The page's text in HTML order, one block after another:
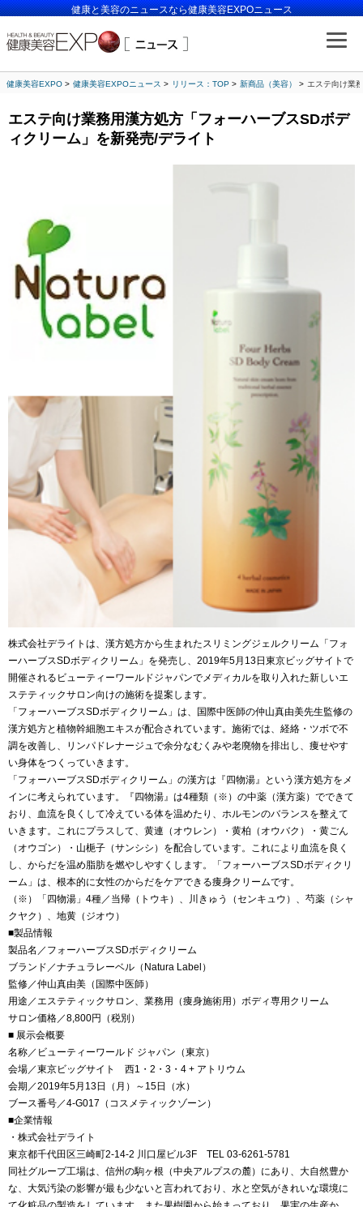
健康と美容のニュースなら健康美容EXPOニュース
健康美容EXPO 健康美容EXPOニュース リリース：TOP 新商品（美容） エステ向け業
エステ向け業務用漢方処方「フォーハーブスSDボデ
ィクリーム」を新発売/デライト
株式会社デライトは、漢方処方から生まれたスリミングジェルクリーム「フォ
ーハーブスSDボディクリーム」を発売し、2019年5月13日東京ビッグサイトで
開催されるビューティーワールドジャパンでメディカルを取り入れた新しいエ
ステティックサロン向けの施術を提案します。
「フォーハーブスSDボディクリーム」は、国際中医師の仲山真由美先生監修の
漢方処方と植物幹細胞エキスが配合されています。施術では、経絡・ツボで不
調を改善し、リンパドレナージュで余分なむくみや老廃物を排出し、痩せやす
い身体をつくっていきます。
「フォーハーブスSDボディクリーム」の漢方は『四物湯』という漢方処方をメ
インに考えられています。『四物湯』は4種類（※）の中薬（漢方薬）でできて
おり、血流を良くして冷えている体を温めたり、ホルモンのバランスを整えて
いきます。これにプラスして、黄連（オウレン）・黄柏（オウバク）・黄ごん
（オウゴン）・山梔子（サンシシ）を配合しています。これにより血流を良く
し、からだを温め脂肪を燃やしやすくします。「フォーハーブスSDボディクリ
ーム」は、根本的に女性のからだをケアできる痩身クリームです。
（※）「四物湯」4種／当帰（トウキ）、川きゅう（センキュウ）、芍薬（シャ
クヤク）、地黄（ジオウ）
■製品情報
製品名／フォーハーブスSDボディクリーム
ブランド／ナチュラレーベル（Natura Label）
監修／仲山真由美（国際中医師）
用途／エステティックサロン、業務用（痩身施術用）ボディ専用クリーム
サロン価格／8,800円（税別）
■ 展示会概要
名称／ビューティーワールド ジャパン（東京）
会場／東京ビッグサイト 西1・2・3・4 + アトリウム
会期／2019年5月13日（月）～15日（水）
ブース番号／4-G017（コスメティックゾーン）
■企業情報
・株式会社デライト
東京都千代田区三崎町2-14-2 川口屋ビル3F TEL 03-6261-5781
同社グループ工場は、信州の駒ヶ根（中央アルプスの麓）にあり、大自然豊か
な、大気汚染の影響が最も少ないと言われており、水と空気がきれいな環境に